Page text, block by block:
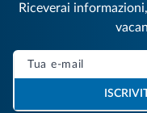
Riceverai